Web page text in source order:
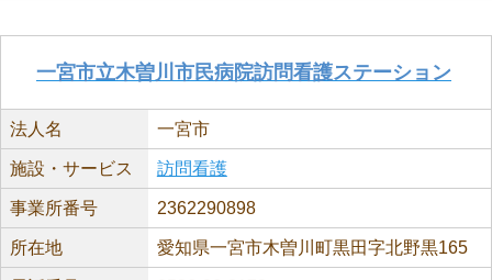
一宮市立木曽川市民病院訪問看護ステーション
法人名 一宮市
施設・サービス 訪問看護
事業所番号 2362290898
所在地 愛知県一宮市木曽川町黒田字北野黒165